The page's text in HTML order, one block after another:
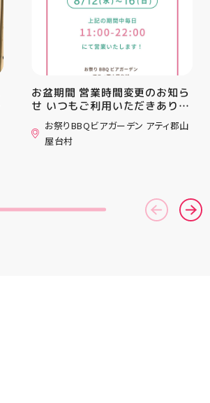
お盆期間 営業時間変更のお知ら
せ いつもご利用いただきありが
とうございます！ 8月12日
(水)〜8月16日(日) は、 営業時
間を変更して営業いたします
事やご友人との集まり、夏休み
のお出かけにもぴったり！ 屋台
グルメとBBQを一緒に楽しめる
お祭りBBQビアガーデン アティ郡山
屋台村